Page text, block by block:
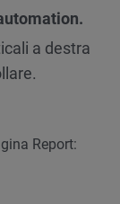
a destra
Report: